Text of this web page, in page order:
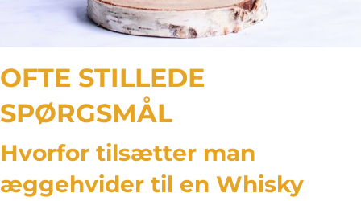
OFTE STILLEDE
SPØRGSMÅL
Hvorfor tilsætter man
æggehvider til en Whisky